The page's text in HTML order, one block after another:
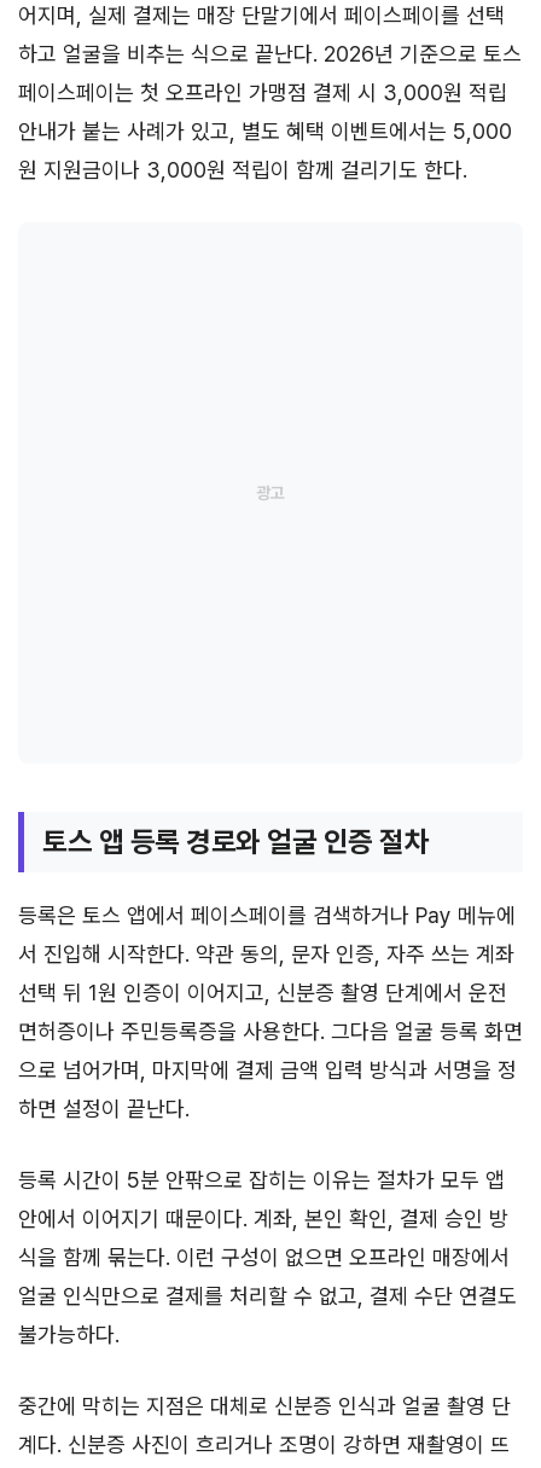
어지며, 실제 결제는 매장 단말기에서 페이스페이를 선택
하고 얼굴을 비추는 식으로 끝난다. 2026년 기준으로 토스
페이스페이는 첫 오프라인 가맹점 결제 시 3,000원 적립
안내가 붙는 사례가 있고, 별도 혜택 이벤트에서는 5,000
원 지원금이나 3,000원 적립이 함께 걸리기도 한다.
토스 앱 등록 경로와 얼굴 인증 절차
등록은 토스 앱에서 페이스페이를 검색하거나 Pay 메뉴에
서 진입해 시작한다. 약관 동의, 문자 인증, 자주 쓰는 계좌
선택 뒤 1원 인증이 이어지고, 신분증 촬영 단계에서 운전
면허증이나 주민등록증을 사용한다. 그다음 얼굴 등록 화면
으로 넘어가며, 마지막에 결제 금액 입력 방식과 서명을 정
하면 설정이 끝난다.
등록 시간이 5분 안팎으로 잡히는 이유는 절차가 모두 앱
안에서 이어지기 때문이다. 계좌, 본인 확인, 결제 승인 방
식을 함께 묶는다. 이런 구성이 없으면 오프라인 매장에서
얼굴 인식만으로 결제를 처리할 수 없고, 결제 수단 연결도
불가능하다.
중간에 막히는 지점은 대체로 신분증 인식과 얼굴 촬영 단
계다. 신분증 사진이 흐리거나 조명이 강하면 재촬영이 뜨